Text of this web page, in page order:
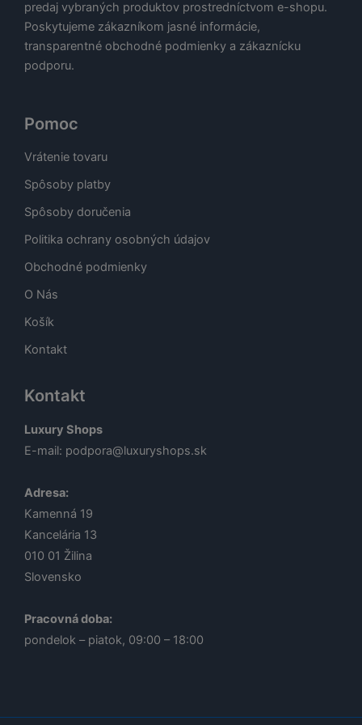
predaj vybraných produktov prostredníctvom e-shopu.
Poskytujeme zákazníkom jasné informácie,
transparentné obchodné podmienky a zákaznícku
podporu.
Pomoc
Vrátenie tovaru
Spôsoby platby
Spôsoby doručenia
Politika ochrany osobných údajov
Obchodné podmienky
O Nás
Košík
Kontakt
Kontakt
Luxury Shops
E-mail: podpora@luxuryshops.sk
Adresa:
Kamenná 19
Kancelária 13
010 01 Žilina
Slovensko
Pracovná doba:
pondelok – piatok, 09:00 – 18:00